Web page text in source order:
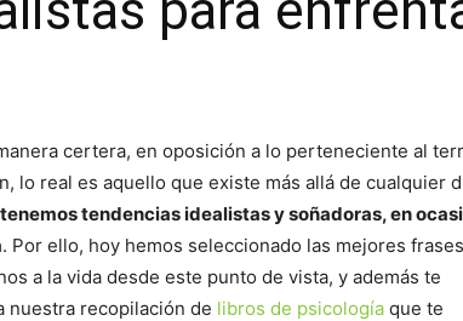
certera, en oposición a lo perteneciente al
lo real es aquello que existe más allá de cualquier
tendencias idealistas y soñadoras, en
. Por ello, hoy hemos seleccionado las mejores frases
a la vida desde este punto de vista, y además te
nuestra recopilación de libros de psicología que te